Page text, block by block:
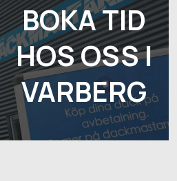
BOKA TID
HOS OSS I
VARBERG